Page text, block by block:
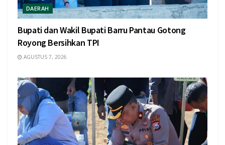
DAERAH
Bupati dan Wakil Bupati Barru Pantau Gotong
Royong Bersihkan TPI
AGUSTUS 7, 2026